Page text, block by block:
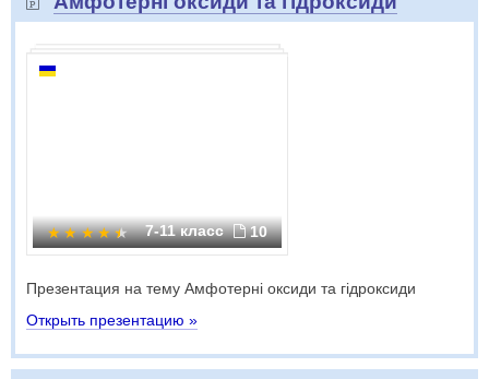
7-11 класс 10
Презентация на тему Амфотерні оксиди та гідроксиди
Открыть презентацию »